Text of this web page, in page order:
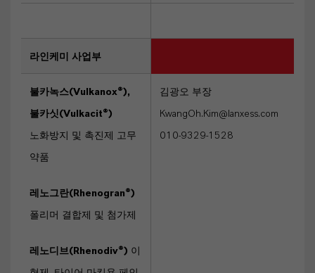
라인케미 사업부
불카녹스(Vulkanox®),
불카싯(Vulkacit®)
노화방지 및 촉진제 고무
약품
레노그란(Rhenogran®)
폴리머 결합제 및 첨가제
레노디브(Rhenodiv®) 이
김광오 부장
KwangOh.Kim@lanxess.com
010-9329-1528